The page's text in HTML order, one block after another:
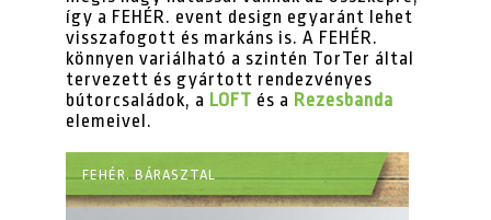
így a FEHÉR. event design egyaránt lehet
visszafogott és markáns is. A FEHÉR.
könnyen variálható a szintén TorTer által
tervezett és gyártott rendezvényes
bútorcsaládok, a LOFT és a Rezesbanda
elemeivel.
FEHÉR. BÁRASZTAL